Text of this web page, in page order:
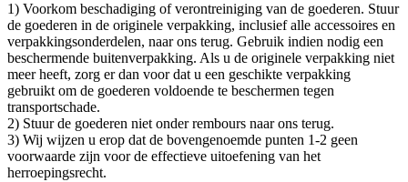
1) Voorkom beschadiging of verontreiniging van de goederen. Stuur
de goederen in de originele verpakking, inclusief alle accessoires en
verpakkingsonderdelen, naar ons terug. Gebruik indien nodig een
beschermende buitenverpakking. Als u de originele verpakking niet
meer heeft, zorg er dan voor dat u een geschikte verpakking
gebruikt om de goederen voldoende te beschermen tegen
transportschade.
2) Stuur de goederen niet onder rembours naar ons terug.
3) Wij wijzen u erop dat de bovengenoemde punten 1-2 geen
voorwaarde zijn voor de effectieve uitoefening van het
herroepingsrecht.